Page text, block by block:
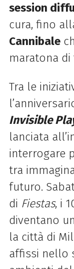
session
cura, fino
Cannibale
maratona di
Tra le
Invisible
lanciata
interrogare
tra
futuro.
di Fiestas, i
diventano
la città di
affissi nello